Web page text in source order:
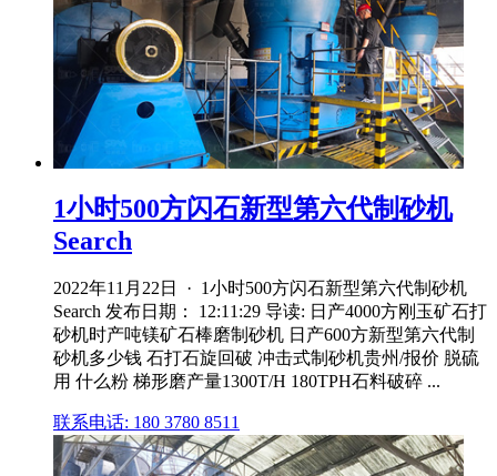
1小时500方闪石新型第六代制砂机
Search
2022年11月22日 · 1小时500方闪石新型第六代制砂机
Search 发布日期： 12:11:29 导读: 日产4000方刚玉矿石打
砂机时产吨镁矿石棒磨制砂机 日产600方新型第六代制
砂机多少钱 石打石旋回破 冲击式制砂机贵州/报价 脱硫
用 什么粉 梯形磨产量1300T/H 180TPH石料破碎 ...
联系电话: 180 3780 8511